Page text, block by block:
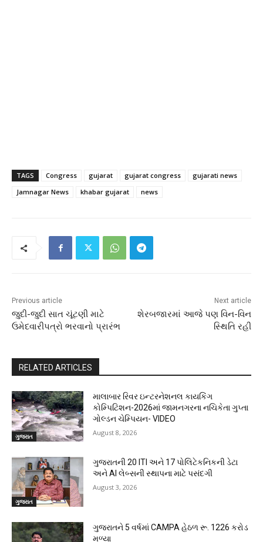
TAGS Congress gujarat gujarat congress
gujarati news
Jamnagar News
khabar gujarat news
Previous article
જુદી-જુદી સાત ચૂંટણી માટે
ઉમેદવારીપત્રો ભરવાનો પ્રારંભ
Next article
શેરબજારમાં આજે પણ વિન-વિન
સ્થિતિ રહી
RELATED ARTICLES
ગુજરાત
માલાબાર રિવર ઇન્ટરનેશનલ કાયકિંગ
કોમ્પિટિશન-2026માં જામનગરના નચિકેતા ગુપ્તા
ગોલ્ડન ચેમ્પિયન- VIDEO
August 8, 2026
ગુજરાત
ગુજરાતની 20 ITI અને 17 પોલિટેકનિકની ડેટા
અને AI લેબ્સની સ્થાપના માટે પસંદગી
August 3, 2026
ગુજરાતને 5 વર્ષમાં CAMPA હેઠળ રૂ. 1226 કરોડ
મળ્યા